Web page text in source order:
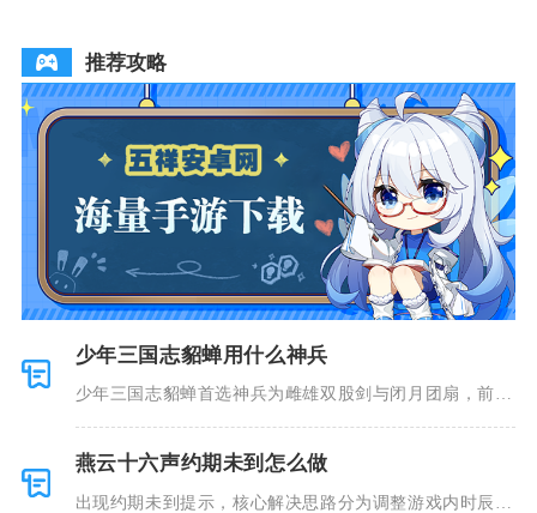
推荐攻略
少年三国志貂蝉用什么神兵
少年三国志貂蝉首选神兵为雌雄双股剑与闭月团扇，前者
燕云十六声约期未到怎么做
出现约期未到提示，核心解决思路分为调整游戏内时辰、